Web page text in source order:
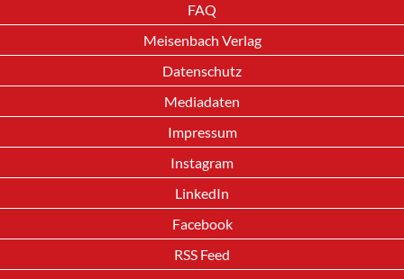
FAQ
Meisenbach Verlag
Datenschutz
Mediadaten
Impressum
Instagram
LinkedIn
Facebook
RSS Feed